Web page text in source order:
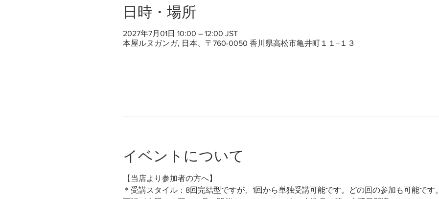
日時・場所
2027年7月01日 10:00 – 12:00 JST
本屋ルヌガンガ, 日本、〒760-0050 香川県高松市亀井町１１−１３
イベントについて
【当店より参加者の方へ】
＊受講スタイル：8回完結型ですが、1回から単独受講可能です。どの回の参加も可能です。